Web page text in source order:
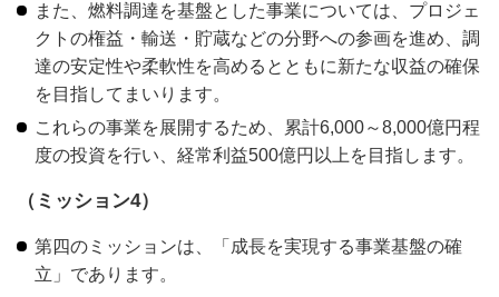
また、燃料調達を基盤とした事業については、プロジェ
クトの権益・輸送・貯蔵などの分野への参画を進め、調
達の安定性や柔軟性を高めるとともに新たな収益の確保
を目指してまいります。
これらの事業を展開するため、累計6,000～8,000億円程
度の投資を行い、経常利益500億円以上を目指します。
（ミッション4）
第四のミッションは、「成長を実現する事業基盤の確
立」であります。